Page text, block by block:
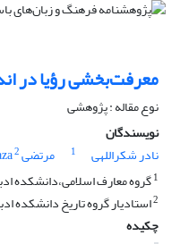
معرفت‌بخشی رؤیا در
نوع مقاله : پژوهشی
نویسندگان
نادر شکراللهی
1 مرتضی Mortaza2
1گروه معارف اسلامی،دانشکده
2استادیار گروه تاریخ دانشکده
چکیده